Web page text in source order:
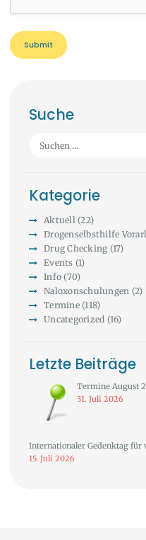
Suche
Suchen
Kategorie
Aktuell(22)
Drogenselbsthilfe
Drug Checking (17)
Events (1)
Info (70)
Naloxonschulungen (2)
Termine(118)
Uncategorized (16)
Letzte Beiträge
Termine August
31. Juli 2026
Internationaler Gedenktag für
15. Juli 2026